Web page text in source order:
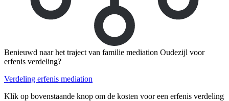
Benieuwd naar het traject van familie mediation Oudezijl voor
erfenis verdeling?
Verdeling erfenis mediation
Klik op bovenstaande knop om de kosten voor een erfenis verdeling